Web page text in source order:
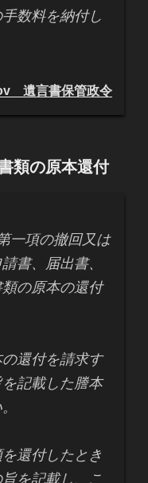
数料を納付し
遺言書保管政令
類の原本還付
一項の撤回又は
書、届出書、
の原本の還付
還付を請求す
記載した謄本
還付したとき
を記載し、こ